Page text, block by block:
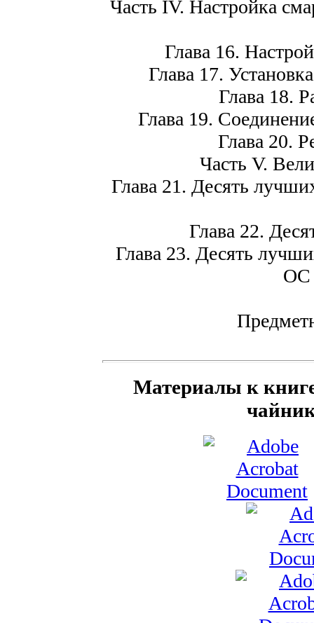
Часть IV. Настройка
Глава 16.
Глава 17.
Глава 18.
Глава 19.
Глава 20.
Часть V.
Глава 21. Десять
Глава 22.
Глава 23. Десять
ОС
Материалы к